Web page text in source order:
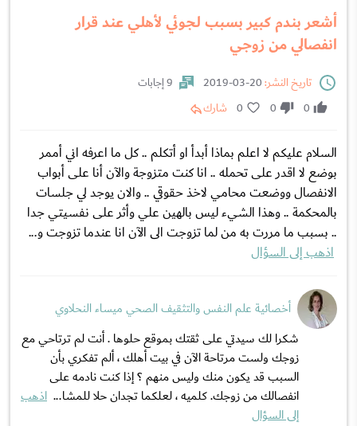
أشعر بندم كبير بسبب لجوئي لأهلي عند قرار
انفصالي من زوجي
تاريخ النشر:
9 إجابات
0
0
0 شارك
السلام عليكم لا اعلم بماذا أبدأ او أتكلم .. كل ما اعرفه اني أممر
بوضع لا اقدر على تحمله .. انا كنت متزوجة والآن أنا على أبواب
الانفصال ووضعت محامي لاخذ حقوقي .. والان يوجد لي جلسات
بالمحكمة .. وهذا الشيء ليس بالهين علي وأثر على نفسيتي جدا
.. بسبب ما مررت به من لما تزوجت الى الآن انا عندما تزوجت و...
اذهب إلى السؤال
أخصائية علم النفس والتثقيف الصحي ميساء النحلاوي
شكرا لك سيدتي على ثقتك بموقع حلوها . أنت لم ترتاحي مع
زوجك ولست مرتاحة الآن في بيت أهلك ، ألم تفكري بأن
السبب قد يكون منك وليس منهم ؟ إذا كنت نادمه على
انفصالك من زوجك. كلميه ، لعلكما تجدان حلا للمشا... اذهب
إلى السؤال